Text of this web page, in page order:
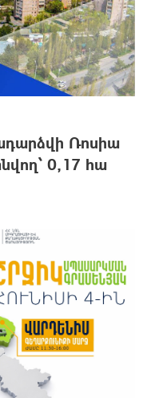
Ռոսիա
0,17 հա